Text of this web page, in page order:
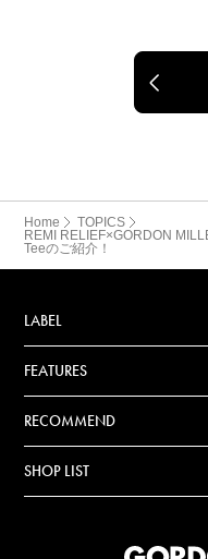
Home
TOPICS
REMI RELIEF×GORDON
Teeのご紹介！
LABEL
FEATURES
RECOMMEND
SHOP LIST